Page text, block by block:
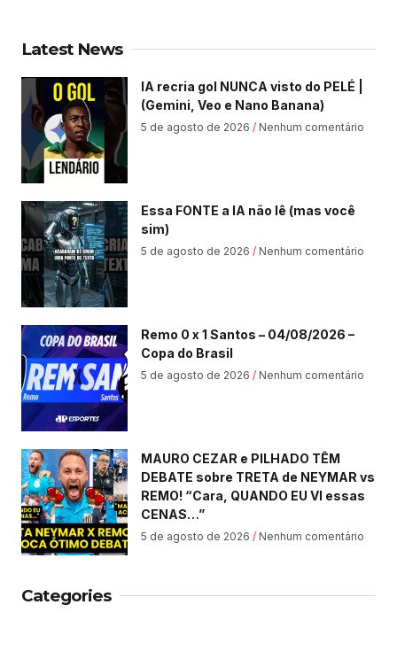
Latest News
IA recria gol NUNCA visto do PELÉ |
(Gemini, Veo e Nano Banana)
5 de agosto de 2026 Nenhum comentário
Essa FONTE a IA não lê (mas você
sim)
5 de agosto de 2026 Nenhum comentário
Remo 0 x 1 Santos – 04/08/2026 –
Copa do Brasil
5 de agosto de 2026 Nenhum comentário
MAURO CEZAR e PILHADO TÊM
DEBATE sobre TRETA de NEYMAR vs
REMO! “Cara, QUANDO EU VI essas
CENAS…”
5 de agosto de 2026 Nenhum comentário
Categories